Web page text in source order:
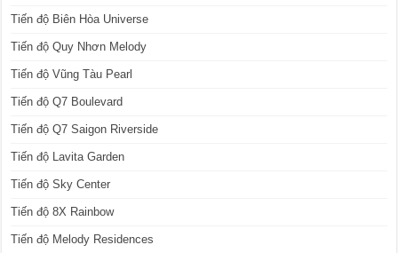
Tiến độ Biên Hòa Universe
Tiến độ Quy Nhơn Melody
Tiến độ Vũng Tàu Pearl
Tiến độ Q7 Boulevard
Tiến độ Q7 Saigon Riverside
Tiến độ Lavita Garden
Tiến độ Sky Center
Tiến độ 8X Rainbow
Tiến độ Melody Residences